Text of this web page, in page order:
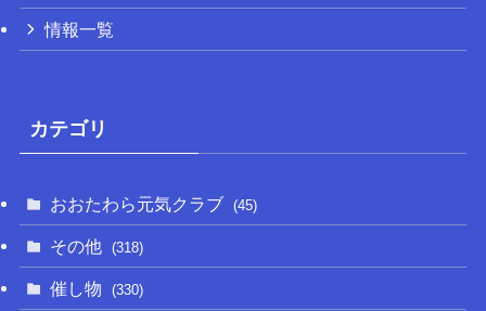
情報一覧
カテゴリ
おおたわら元気クラブ (45)
その他 (318)
催し物 (330)